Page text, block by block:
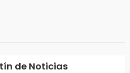
de Noticias